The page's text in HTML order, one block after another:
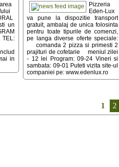
un
TEL:
in
Pizzeria
Eden-Lux
va pune la dispozitie transport
gratuit, ambalaj de unica folosinta
pentru toate tipurile de comenzi,
pe langa diverse oferte speciale:
comanda 2 pizza si primesti 2
prajituri de cofetarie meniul zilei
- 12 lei Program: 09-24 Vineri si
sambata: 09-01 Puteti vizita site-ul
companiei pe: www.edenlux.ro
1 2